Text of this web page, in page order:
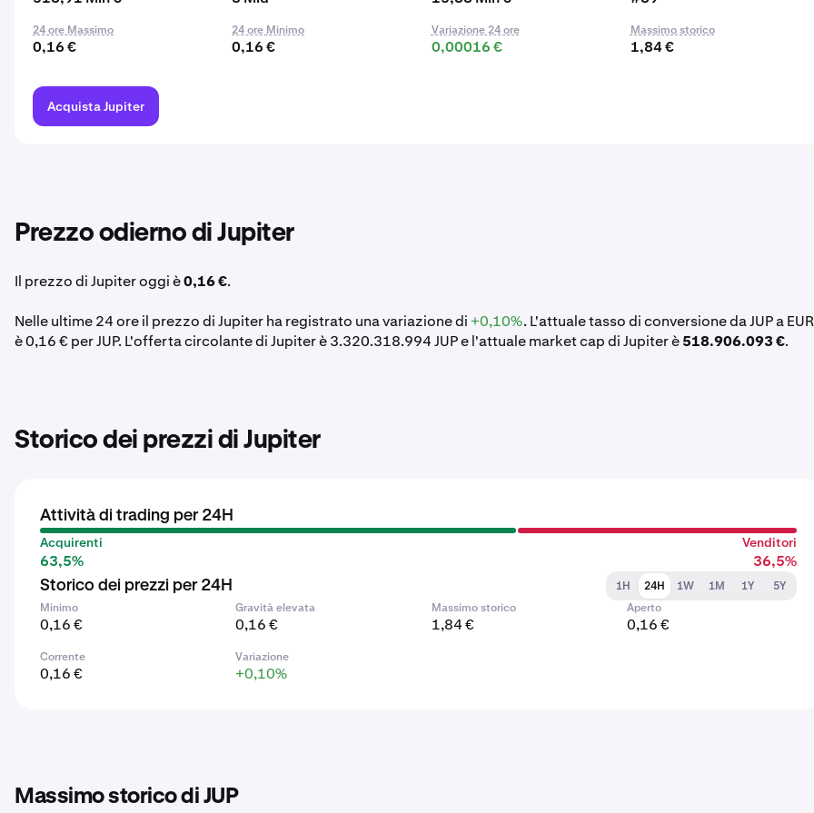
24 ore Massimo
0,16 €
24 ore Minimo
0,16 €
Variazione 24 ore
0,00016 €
Massimo storico
1,84 €
Acquista Jupiter
Prezzo odierno di Jupiter
Il prezzo di Jupiter oggi è0,16 €.
Nelle ultime 24 ore il prezzo di Jupiter ha registrato una variazione di +0,10%. L'attuale tasso di conversione da JUP a EUR
è 0,16 € per JUP. L'offerta circolante di Jupiter è 3.320.318.994 JUP e l'attuale market cap di Jupiter è518.906.093 €.
Storico dei prezzi di Jupiter
Attività di trading per 24H
Acquirenti
63,5%
Venditori
36,5%
Storico dei prezzi per 24H 1H 24H 1W 1M 1Y
5Y
Minimo
0,16 €
Gravità elevata
0,16 €
Massimo storico
1,84 €
Aperto
0,16 €
Corrente
0,16 €
Variazione
+0,10%
Massimo storico di JUP